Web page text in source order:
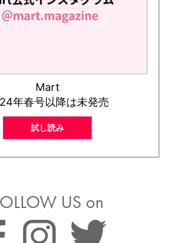
Mart
年春号以降は未発売
試し読み
US on